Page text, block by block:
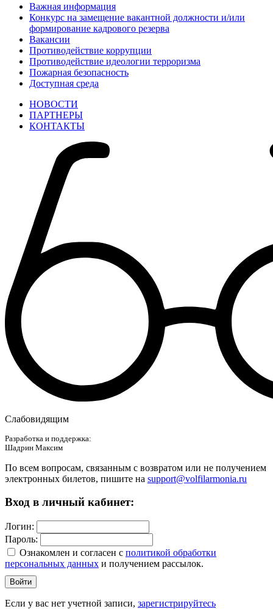
Важная информация
Конкурс на замещение вакантной должности и/или
формирование кадрового резерва
Вакансии
Противодействие коррупции
Противодействие идеологии терроризма
Пожарная безопасность
Доступная среда
НОВОСТИ
ПАРТНЕРЫ
КОНТАКТЫ
Слабовидящим
Разработка и поддержка:
Шадрин Максим
По всем вопросам, связанным с возвратом или не получением
электронных билетов, пишите на support@volfilarmonia.ru
Вход в личный кабинет:
Логин:
Пароль:
Ознакомлен и согласен c политикой обработки
персональных данных и получением рассылок.
Войти
Если у вас нет учетной записи, зарегистрируйтесь